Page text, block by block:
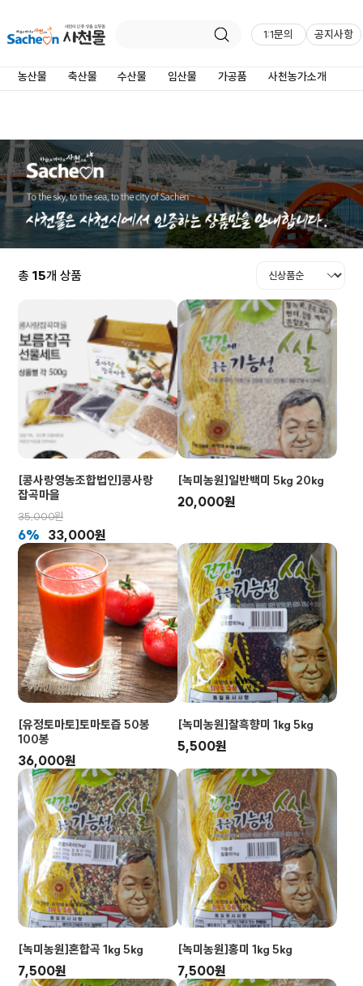
1:1문의 공지사항
농산물 축산물 수산물 임산물 가공품 사천농가소개
총 15개 상품
[콩사랑영농조합법인]콩사랑
잡곡마을
35,000원
6% 33,000원
[녹미농원]일반백미 5kg 20kg
20,000원
[유정토마토]토마토즙 50봉
100봉
36,000원
[녹미농원]찰흑향미 1kg 5kg
5,500원
[녹미농원]혼합곡 1kg 5kg
7,500원
[녹미농원]홍미 1kg 5kg
7,500원